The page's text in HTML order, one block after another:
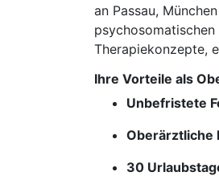
an Passau,
Therapiekonzepte,
Ihre Vorteile als
Unbefristete
Oberärztliche
30